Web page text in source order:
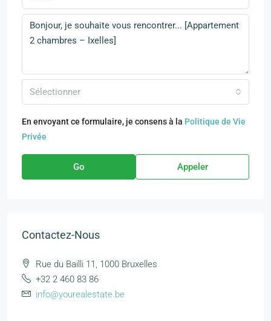
Sélectionner
En envoyant ce formulaire, je consens à la Politique de Vie
Privée
Go Appeler
Contactez-Nous
Rue du Bailli 11, 1000 Bruxelles
+32 2 460 83 86
info@yourealestate.be